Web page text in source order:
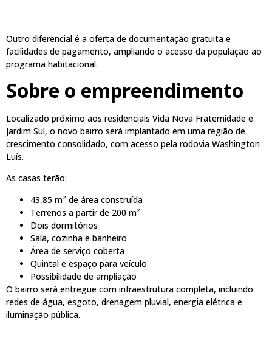
Outro diferencial é a oferta de documentação gratuita e
facilidades de pagamento, ampliando o acesso da população ao
programa habitacional.
Sobre o empreendimento
Localizado próximo aos residenciais Vida Nova Fraternidade e
Jardim Sul, o novo bairro será implantado em uma região de
crescimento consolidado, com acesso pela rodovia Washington
Luís.
As casas terão:
43,85 m² de área construída
Terrenos a partir de 200 m²
Dois dormitórios
Sala, cozinha e banheiro
Área de serviço coberta
Quintal e espaço para veículo
Possibilidade de ampliação
O bairro será entregue com infraestrutura completa, incluindo
redes de água, esgoto, drenagem pluvial, energia elétrica e
iluminação pública.